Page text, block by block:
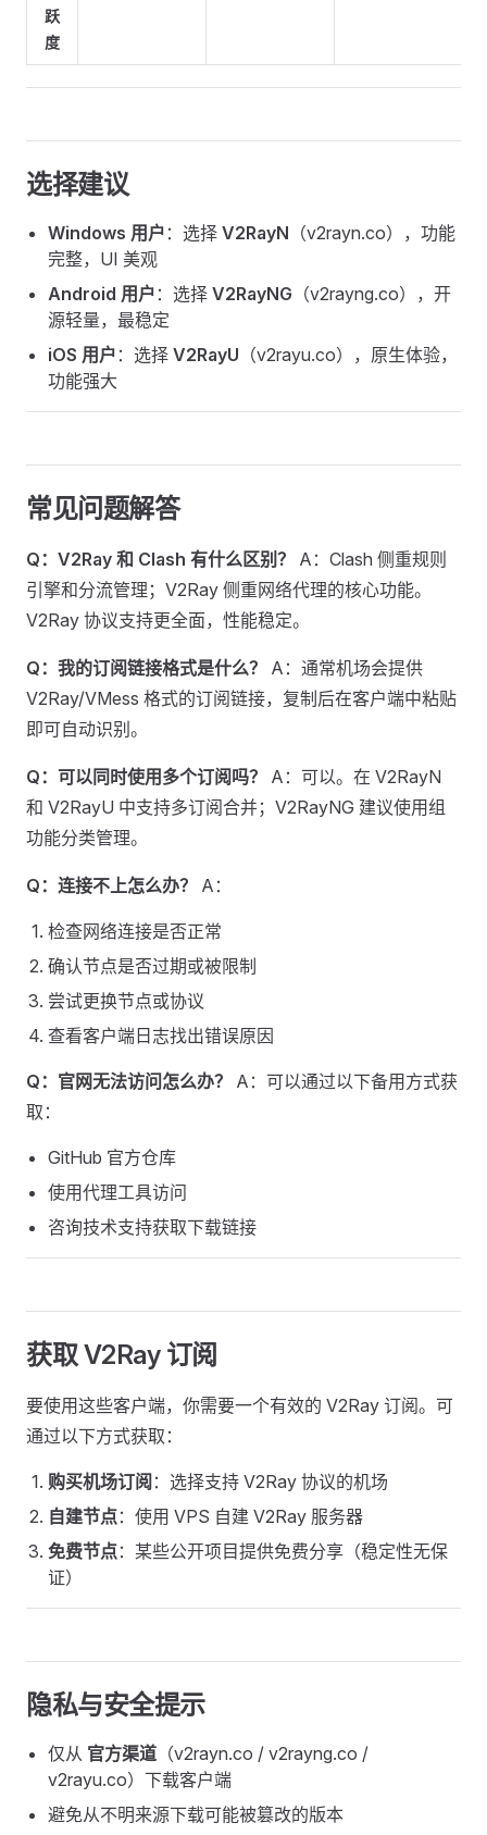
跃
度
选择建议
Windows 用户 ：选择 V2RayN （v2rayn.co），功能
完整，UI 美观
Android 用户 ：选择 V2RayNG （v2rayng.co），开
源轻量，最稳定
iOS 用户 ：选择 V2RayU （v2rayu.co），原生体验，
功能强大
常见问题解答
Q：V2Ray 和 Clash 有什么区别？
A：Clash 侧重规则
引擎和分流管理；V2Ray 侧重网络代理的核心功能。
V2Ray 协议支持更全面，性能稳定。
Q：我的订阅链接格式是什么？
A：通常机场会提供
V2Ray/VMess 格式的订阅链接，复制后在客户端中粘贴
即可自动识别。
Q：可以同时使用多个订阅吗？
A：可以。在 V2RayN
和 V2RayU 中支持多订阅合并；V2RayNG 建议使用组
功能分类管理。
Q：连接不上怎么办？ A：
检查网络连接是否正常
确认节点是否过期或被限制
尝试更换节点或协议
查看客户端日志找出错误原因
Q：官网无法访问怎么办？
A：可以通过以下备用方式获
取：
GitHub 官方仓库
使用代理工具访问
咨询技术支持获取下载链接
获取 V2Ray 订阅
要使用这些客户端，你需要一个有效的 V2Ray 订阅。可
通过以下方式获取：
购买机场订阅 ：选择支持 V2Ray 协议的机场
自建节点：使用 VPS 自建 V2Ray 服务器
免费节点：某些公开项目提供免费分享（稳定性无保
证）
隐私与安全提示
仅从 官方渠道 （v2rayn.co / v2rayng.co /
v2rayu.co）下载客户端
避免从不明来源下载可能被篡改的版本